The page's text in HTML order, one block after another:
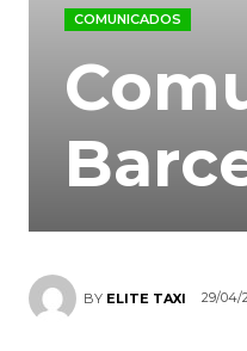
COMUNICADOS
BY ELITE TAXI 29/04/